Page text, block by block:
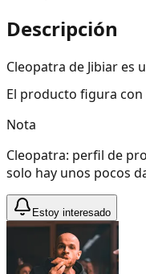
Descripción
Cleopatra de Jibiar es
El producto figura
Nota
Cleopatra: perfil de
solo hay unos pocos
Estoy interesado